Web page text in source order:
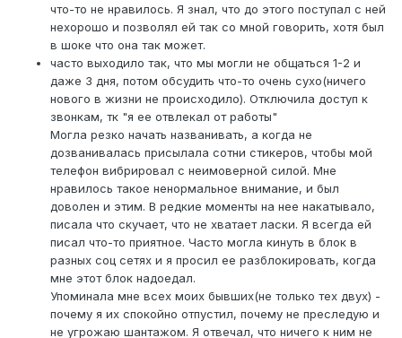
что-то не нравилось. Я знал, что до этого поступал с ней
нехорошо и позволял ей так со мной говорить, хотя был
в шоке что она так может.
часто выходило так, что мы могли не общаться 1-2 и
даже 3 дня, потом обсудить что-то очень сухо(ничего
нового в жизни не происходило). Отключила доступ к
звонкам, тк "я ее отвлекал от работы"
Могла резко начать названивать, а когда не
дозванивалась присылала сотни стикеров, чтобы мой
телефон вибрировал с неимоверной силой. Мне
нравилось такое ненормальное внимание, и был
доволен и этим. В редкие моменты на нее накатывало,
писала что скучает, что не хватает ласки. Я всегда ей
писал что-то приятное. Часто могла кинуть в блок в
разных соц сетях и я просил ее разблокировать, когда
мне этот блок надоедал.
Упоминала мне всех моих бывших(не только тех двух) -
почему я их спокойно отпустил, почему не преследую и
не угрожаю шантажом. Я отвечал, что ничего к ним не